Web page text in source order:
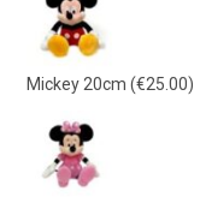
Mickey 40cm
Mickey 20cm (€25.00)